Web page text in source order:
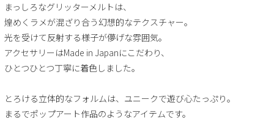
まっしろなグリッターメルトは、
煌めくラメが混ざり合う幻想的なテクスチャー。
光を受けて反射する様子が儚げな雰囲気。
アクセサリーはMade in Japanにこだわり、
ひとつひとつ丁寧に着色しました。
とろける立体的なフォルムは、ユニークで遊び心たっぷり。
まるでポップアート作品のようなアイテムです。